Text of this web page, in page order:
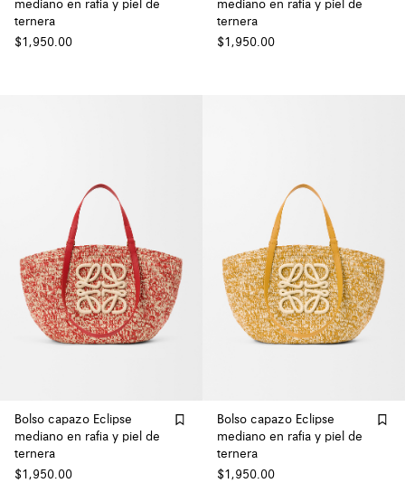
mediano en rafia y piel de
ternera
$1,950.00
mediano en rafia y piel de
ternera
$1,950.00
Bolso capazo Eclipse
mediano en rafia y piel de
ternera
$1,950.00
Bolso capazo Eclipse
mediano en rafia y piel de
ternera
$1,950.00